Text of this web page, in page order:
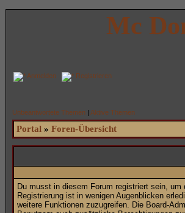
Mc
Anmelden Registrieren
Unbeantwortete Themen | Aktive Themen
Portal » Foren-Übersicht
Du musst in diesem Forum registriert sein,
Registrierung ist in wenigen Augenblicken
weitere Funktionen zuzugreifen. Die Board-